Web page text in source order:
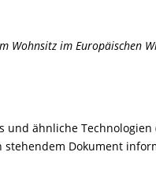
im Europäischen
und ähnliche
Dokument